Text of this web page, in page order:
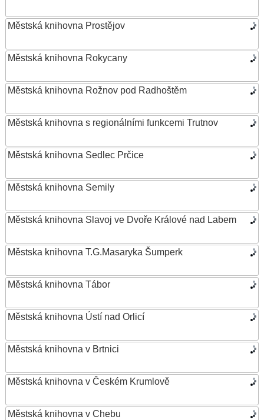
Městská knihovna Prostějov
Městská knihovna Rokycany
Městská knihovna Rožnov pod Radhoštěm
Městská knihovna s regionálními funkcemi Trutnov
Městská knihovna Sedlec Prčice
Městská knihovna Semily
Městská knihovna Slavoj ve Dvoře Králové nad Labem
Městska knihovna T.G.Masaryka Šumperk
Městská knihovna Tábor
Městská knihovna Ústí nad Orlicí
Městská knihovna v Brtnici
Městská knihovna v Českém Krumlově
Městská knihovna v Chebu